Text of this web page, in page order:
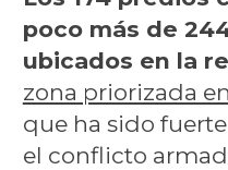
poco más de
ubicados en la
zona priorizada
que ha sido
el conflicto